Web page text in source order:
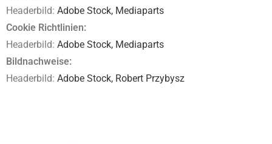
Headerbild: Adobe Stock, Mediaparts
Cookie Richtlinien:
Headerbild: Adobe Stock, Mediaparts
Bildnachweise:
Headerbild: Adobe Stock, Robert Przybysz